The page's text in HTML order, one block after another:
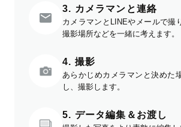
3. カメラマンと連絡
カメラマンとLINEやメールで撮
撮影場所などを一緒に考えます。
4. 撮影
あらかじめカメラマンと決めた
し、撮影します。
5. データ編集＆お渡し